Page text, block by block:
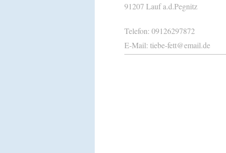
91207 Lauf a.d.Pegnitz
Telefon: 09126297872
E-Mail: tiebe-fett@email.de